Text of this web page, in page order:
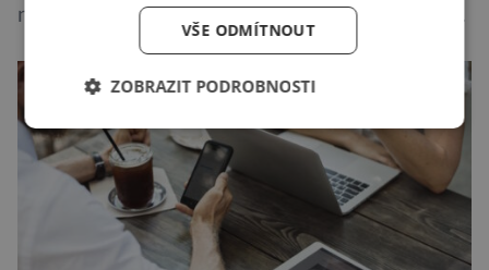
norovirus či E. coli, případně respirační infekce,
jak tomu bylo na počátku pandemie covidu.
Ovšem slyšet o prvním ohnisku hantaviru na
výletní lodi bylo znepokojivé i pro odborníky.
Zdá se, že nebezpečí bylo prozatím zažehnáno.
Máme se bát nové pandemie? Hantavirus […]
VŠE ODMÍTNOUT
ZOBRAZIT PODROBNOSTI